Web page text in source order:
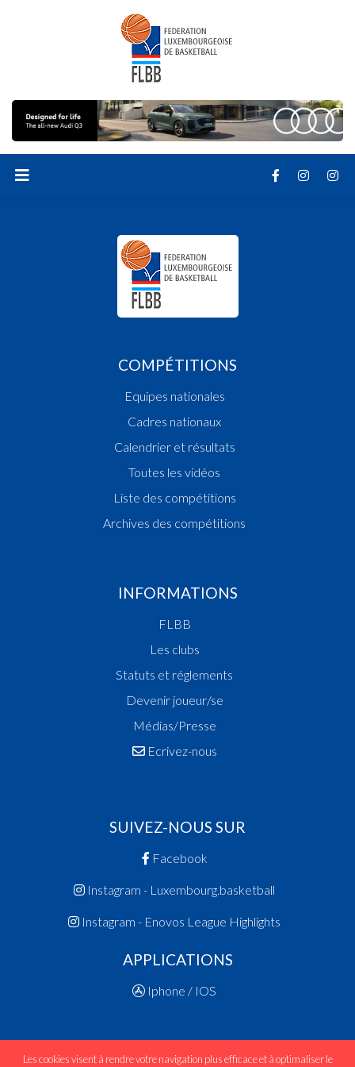
COMPÉTITIONS
Equipes nationales
Cadres nationaux
Calendrier et résultats
Toutes les vidéos
Liste des compétitions
Archives des compétitions
INFORMATIONS
FLBB
Les clubs
Statuts et réglements
Devenir joueur/se
Médias/Presse
Ecrivez-nous
SUIVEZ-NOUS SUR
Facebook
Instagram - Luxembourg.basketball
Instagram - Enovos League Highlights
APPLICATIONS
Iphone / IOS
Les cookies visent à rendre votre navigation plus efficace et à optimaliser le